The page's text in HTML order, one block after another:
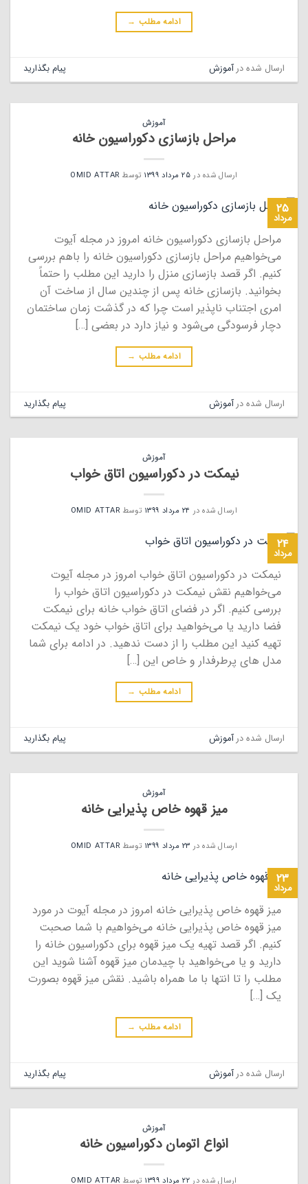
ادامه مطلب →
ارسال شده درآموزش پیام بگذارید
آموزش
مراحل بازسازی دکوراسیون خانه
ارسال شده در ۲۵ مرداد ۱۳۹۹ توسط OMID ATTAR
۲۵
مرداد
مراحل بازسازی دکوراسیون خانه امروز در مجله آیوت
می‌خواهیم مراحل بازسازی دکوراسیون خانه را باهم بررسی
کنیم. اگر قصد بازسازی منزل را دارید این مطلب را حتماً
بخوانید. بازسازی خانه پس از چندین سال از ساخت آن
امری اجتناب ناپذیر است چرا که در گذشت زمان ساختمان
دچار فرسودگی می‌شود و نیاز دارد در بعضی […]
ادامه مطلب →
ارسال شده درآموزش پیام بگذارید
آموزش
نیمکت در دکوراسیون اتاق خواب
ارسال شده در ۲۴ مرداد ۱۳۹۹ توسط OMID ATTAR
۲۴
مرداد
نیمکت در دکوراسیون اتاق خواب امروز در مجله آیوت
می‌خواهیم نقش نیمکت در دکوراسیون اتاق خواب را
بررسی کنیم. اگر در فضای اتاق خواب خانه برای نیمکت
فضا دارید یا می‌خواهید برای اتاق خواب خود یک نیمکت
تهیه کنید این مطلب را از دست ندهید. در ادامه برای شما
مدل های پرطرفدار و خاص این […]
ادامه مطلب →
ارسال شده درآموزش پیام بگذارید
آموزش
میز قهوه خاص پذیرایی خانه
ارسال شده در ۲۳ مرداد ۱۳۹۹ توسط OMID ATTAR
۲۳
مرداد
میز قهوه خاص پذیرایی خانه امروز در مجله آیوت در مورد
میز قهوه خاص پذیرایی خانه می‌خواهیم با شما صحبت
کنیم. اگر قصد تهیه یک میز قهوه برای دکوراسیون خانه را
دارید و یا می‌خواهید با چیدمان میز قهوه آشنا شوید این
مطلب را تا انتها با ما همراه باشید. نقش میز قهوه بصورت
یک […]
ادامه مطلب →
ارسال شده درآموزش پیام بگذارید
آموزش
انواع اتومان دکوراسیون خانه
ارسال شده در ۲۲ مرداد ۱۳۹۹ توسط OMID ATTAR